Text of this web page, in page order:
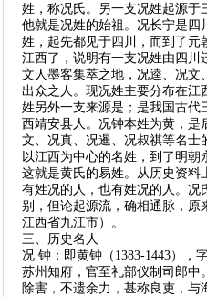
姓，称况氏。另一支况姓起源于
他就是况姓的始祖。况长宁是四
姓，起先都见于四川，而到了
江西了，说明有一支况姓由四
文人墨客集萃之地，况逵、况
出众之人。现况姓主要分布在
姓另外一支来源是；是我国古
西靖安县人。况钟本姓为黄，
文、况真、况暹、况叔祺等名
以江西为中心的名姓，到了明朝
这就是黄氏的易姓。从历史资料
有姓况的人，也有姓况的人。况
别，但论起源流，确相通脉，原
江西省九江市）。
三、历史名人
况 钟：即黄钟（1383-1443），
苏州知府，官至礼部仪制司郎中
除害，不遗余力，甚称良吏，